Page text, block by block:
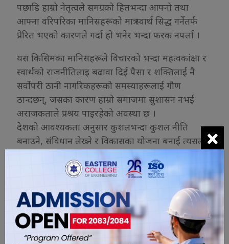
पछाडि हाम्रो नेतृत्वले समग्रको हितभन्दा आफ्नो तथा
आफ्ना वरिपरिका मानिसहरूको मात्र स्वार्थ सिद्ध गर्नेतर्फ
प्रेरित भएको कारणले गर्दा हो भनेर भन्दा फरक नपर्ला ।
यस किसिमका मानिसहरूले विचारको भन्दा महत्वकांक्षा र
स्वार्थको राजनीतिलाइ बढावा दिई पैसा र शक्तिलाई नै
सर्वोपरी ठानी नागरिकहरूको समस्याहरूलाई गौण
ठान्दछन्, जसका कारण हाम्रो समाजमा सुशासन नभई
अराजकताले प्रश्रय पाइरहेको अवस्था छ ।
देशको आवश्यकता अनुसार कुशलभन्दा कुशल नीति
बनाउने, संविधान लेख्ने र विकासका योजना बनाई त्यसलाई
कार्वान्वयन गर्न सक्ने व्यक्तिहरूलाई बाहिरबाट आयात गर्न
सकिन्छ तर इमानदारिता र चरित्र किनेर ल्याउन सकिँदैन ।
त्यो कुरा व्यक्तिमा निहित हुने गुण हो । नेतृत्वमा बस्ने
मानिसले राम्रो सोच र नीतिका साथ असल तथा इमानदार
भई सबैको हितमा काम गर्ने हो भने देश जस्तोसुकै नराम्रो र
खराब परिस्थितिमा भए पनि सकारात्मक परिवर्तनतर्फ
उन्मुख गराउन सकिन्छ भन्ने कुराको उदाहरण हाम्रो आँखा
×